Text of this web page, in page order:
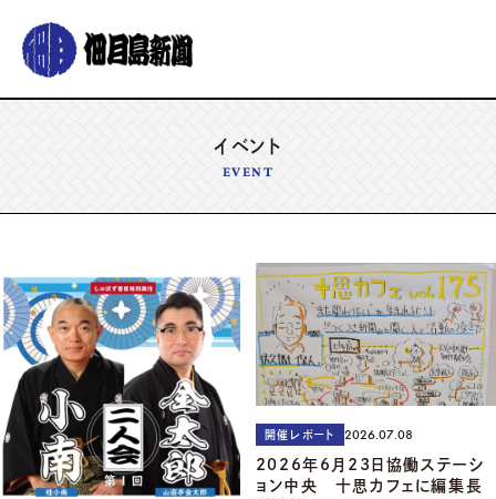
グルメ おでかけ 暮らす
コラム
イベント
EVENT
開催レポート 2026.07.08
2026年6月23日協働ステーシ
ョン中央 十思カフェに編集長